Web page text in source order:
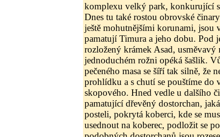
komplexu velký park, konkurující
Dnes tu také rostou obrovské
ještě mohutnějšími korunami, jsou
pamatují Timura a jeho dobu. Pod
rozložený krámek Asad, usměvavý
jednoduchém rožni opéká šašlik.
pečeného masa se šíří tak silně, že
prohlídku a s chutí se pouštíme do
skopového. Hned vedle u dalšího
pamatující dřevěný dostorchan,
posteli, pokrytá koberci, kde se
usednout na koberec, podložit se